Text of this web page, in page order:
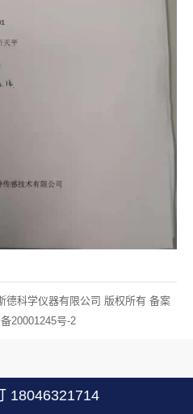
德科学仪器有限公司 版权所有 备案
20001245号-2
18046321714